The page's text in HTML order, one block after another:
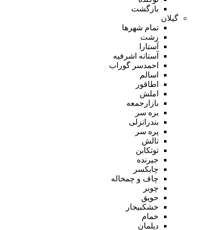
بازگشت
گیلان
تمام شهر‌ها
رشت
آستارا
آستانه اشرفیه
احمدسر گوراب
اسالم
اطاقور
املش
بازارجمعه
بره سر
بندرانزلی
پره سر
تالش
توتکابن
جیرنده
چابکسر
چاف و چمخاله
چوبر
حویق
خشکبیجار
خمام
دیلمان